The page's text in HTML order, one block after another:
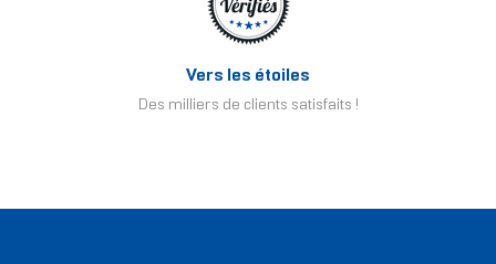
Vers les étoiles
Des milliers de clients satisfaits !